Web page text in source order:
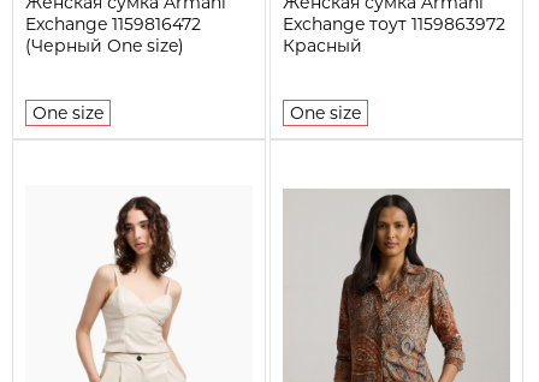
Exchange 1159816472
(Черный One size)
One size
Exchange тоут 1159863972
Красный
One size